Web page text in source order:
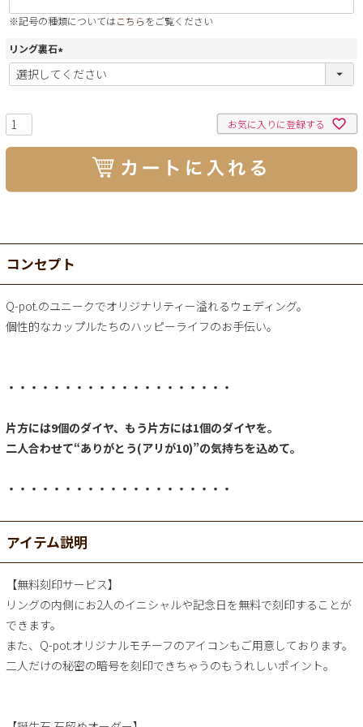
※記号の種類についてはこちらをご覧ください
リング裏石
(
必
お気に入りに登録する
コンセプト
Q-pot.のユニークでオリジナリティー溢れるウェディング。
個性的なカップルたちのハッピーライフのお手伝い。
・・・・・・・・・・・・・・・・・・・・
片方には9個のダイヤ、もう片方には1個のダイヤを。
二人合わせて“ありがとう(アリが10)”の気持ちを込めて。
・・・・・・・・・・・・・・・・・・・・
アイテム説明
【無料刻印サービス】
リングの内側にお2人のイニシャルや記念日を無料で刻印することが
できます。
また、Q-pot.オリジナルモチーフのアイコンもご用意しております。
二人だけの秘密の暗号を刻印できちゃうのもうれしいポイント。